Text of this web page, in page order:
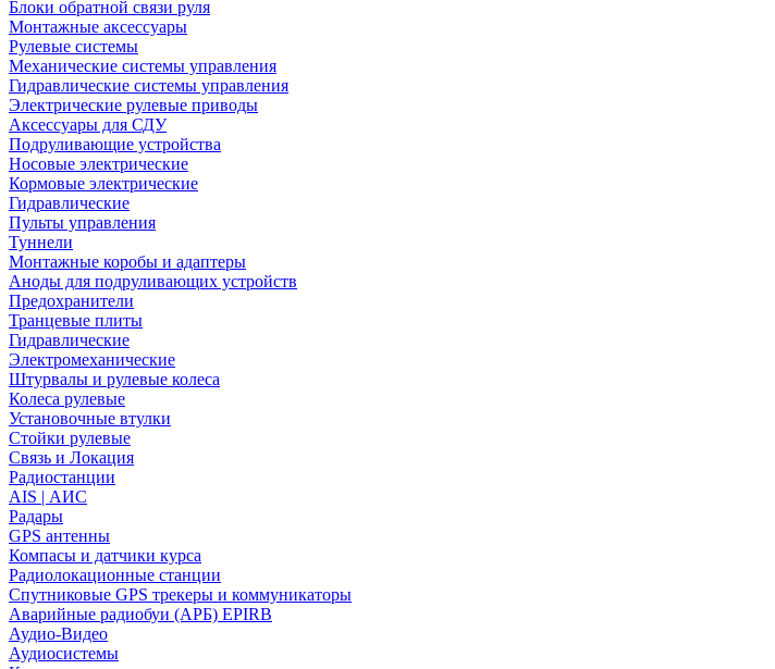
Блоки обратной связи руля
Монтажные аксессуары
Рулевые системы
Механические системы управления
Гидравлические системы управления
Электрические рулевые приводы
Аксессуары для СДУ
Подруливающие устройства
Носовые электрические
Кормовые электрические
Гидравлические
Пульты управления
Туннели
Монтажные коробы и адаптеры
Аноды для подруливающих устройств
Предохранители
Транцевые плиты
Гидравлические
Электромеханические
Штурвалы и рулевые колеса
Колеса рулевые
Установочные втулки
Стойки рулевые
Связь и Локация
Радиостанции
AIS | АИС
Радары
GPS антенны
Компасы и датчики курса
Радиолокационные станции
Спутниковые GPS трекеры и коммуникаторы
Аварийные радиобуи (АРБ) EPIRB
Аудио-Видео
Аудиосистемы